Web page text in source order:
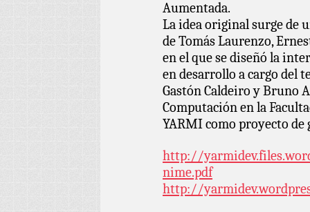
Aumentada.
La idea original surge de
de Tomás Laurenzo,
en el que se diseñó la
en desarrollo a cargo del
Gastón Caldeiro y Bruno
Computación en la
YARMI como proyecto de
http://
nime.pdf
http://